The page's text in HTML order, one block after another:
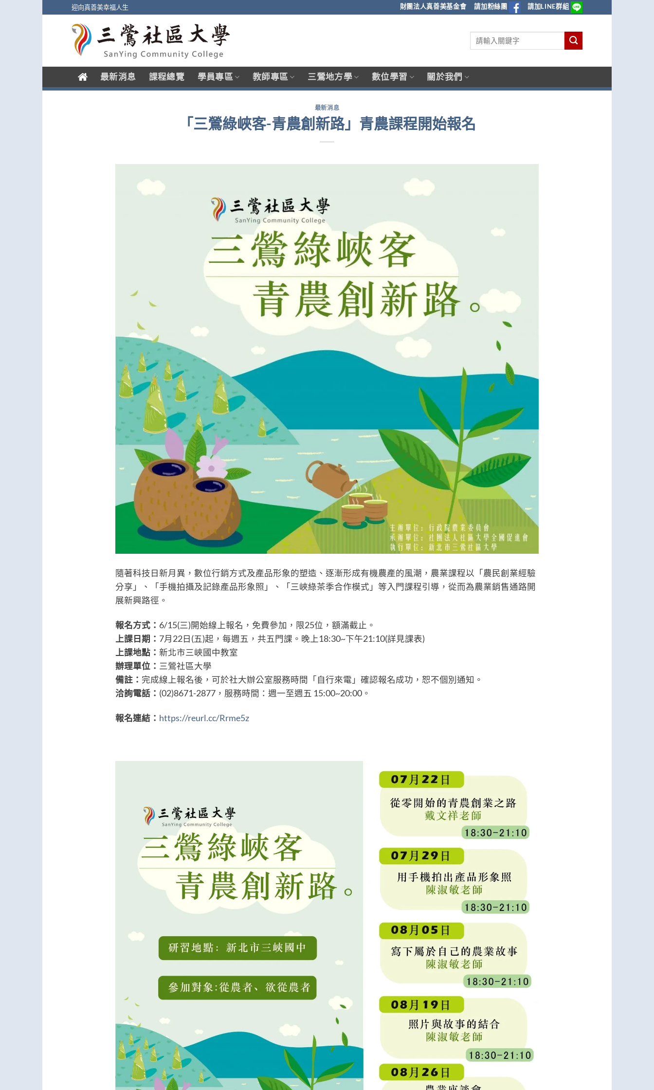
迎向真善美幸福人生 財團法人真善美基金會 請加粉絲團 請加LINE群組
. 最新消息 課程總覽 學員專區 教師專區 三鶯地方學 數位學習 關於我們
最新消息
「三鶯綠峽客-青農創新路」青農課程開始報名
隨著科技日新月異，數位行銷方式及產品形象的塑造、逐漸形成有機農產的風潮，農業課程以「農民創業經驗
分享」、「手機拍攝及記錄產品形象照」、「三峽綠茶季合作模式」等入門課程引導，從而為農業銷售通路開
展新興路徑。
報名方式： 6/15(三)開始線上報名，免費參加，限25位，額滿截止。
上課日期： 7月22日(五)起，每週五，共五門課。晚上18:30~下午21:10(詳見課表)
上課地點： 新北市三峽國中教室
辦理單位： 三鶯社區大學
備註： 完成線上報名後，可於社大辦公室服務時間「自行來電」確認報名成功，恕不個別通知。
洽詢電話： (02)8671-2877，服務時間：週一至週五 15:00~20:00。
報名連結： https://reurl.cc/Rrme5z